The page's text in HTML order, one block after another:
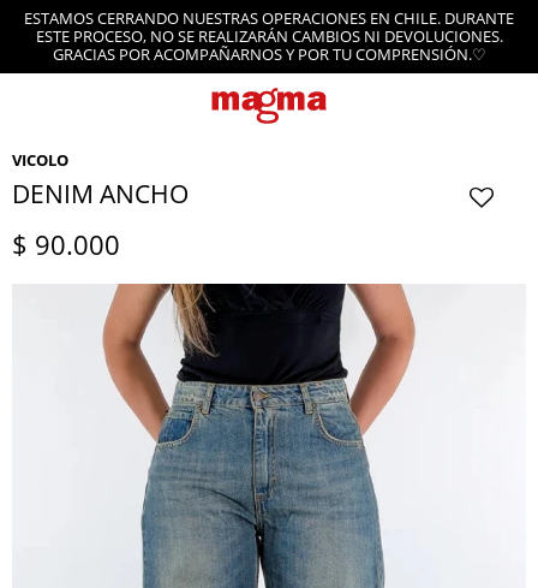
ESTAMOS CERRANDO NUESTRAS OPERACIONES EN CHILE. DURANTE
ESTE PROCESO, NO SE REALIZARÁN CAMBIOS NI DEVOLUCIONES.
GRACIAS POR ACOMPAÑARNOS Y POR TU COMPRENSIÓN.♡
VICOLO
DENIM ANCHO
$ 90.000